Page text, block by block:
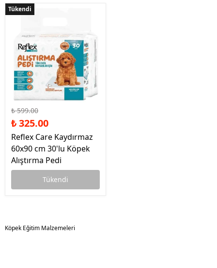
Tükendi
Tükendi
₺ 599.00
₺ 325.00
Reflex Care Kaydırmaz
60x90 cm 30'lu Köpek
Alıştırma Pedi
Tükendi
Köpek Eğitim Malzemeleri